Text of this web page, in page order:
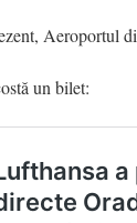
Aeroportul
un bilet: